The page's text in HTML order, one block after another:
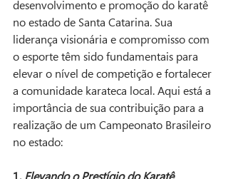
desenvolvimento e promoção do karatê
no estado de Santa Catarina. Sua
liderança visionária e compromisso com
o esporte têm sido fundamentais para
elevar o nível de competição e fortalecer
a comunidade karateca local. Aqui está a
importância de sua contribuição para a
realização de um Campeonato Brasileiro
no estado: